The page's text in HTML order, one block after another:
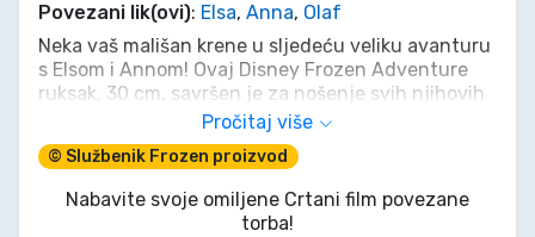
Povezani lik(ovi): Elsa, Anna, Olaf
Neka vaš mališan krene u sljedeću veliku avanturu
s Elsom i Annom! Ovaj Disney Frozen Adventure
ruksak, 30 cm, savršen je za nošenje svih njihovih
blaga, od čarobnih ledenih kristala do ukusnih
grickalica. Uz sestre pored sebe, svaki dan postaje
uzbudljivo putovanje u nepoznato. Vjerujte u
avanturu, baš kao i one!
Pročitaj više
© Službenik Frozen proizvod
Nabavite svoje omiljene Crtani film povezane
torba!